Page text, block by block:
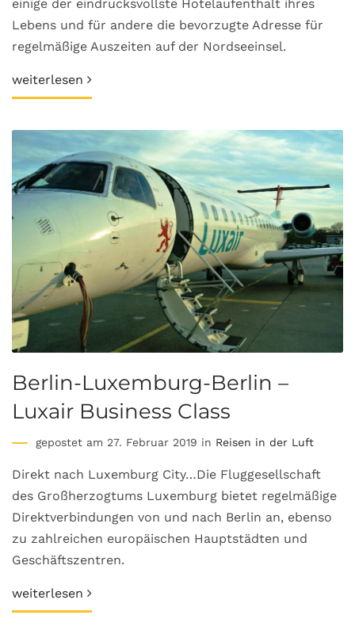
einige der eindrucksvollste Hotelaufenthalt ihres
Lebens und für andere die bevorzugte Adresse für
regelmäßige Auszeiten auf der Nordseeinsel.
weiterlesen
Berlin-Luxemburg-Berlin –
Luxair Business Class
gepostet am 27. Februar 2019 in Reisen in der Luft
Direkt nach Luxemburg City…Die Fluggesellschaft
des Großherzogtums Luxemburg bietet regelmäßige
Direktverbindungen von und nach Berlin an, ebenso
zu zahlreichen europäischen Hauptstädten und
Geschäftszentren.
weiterlesen